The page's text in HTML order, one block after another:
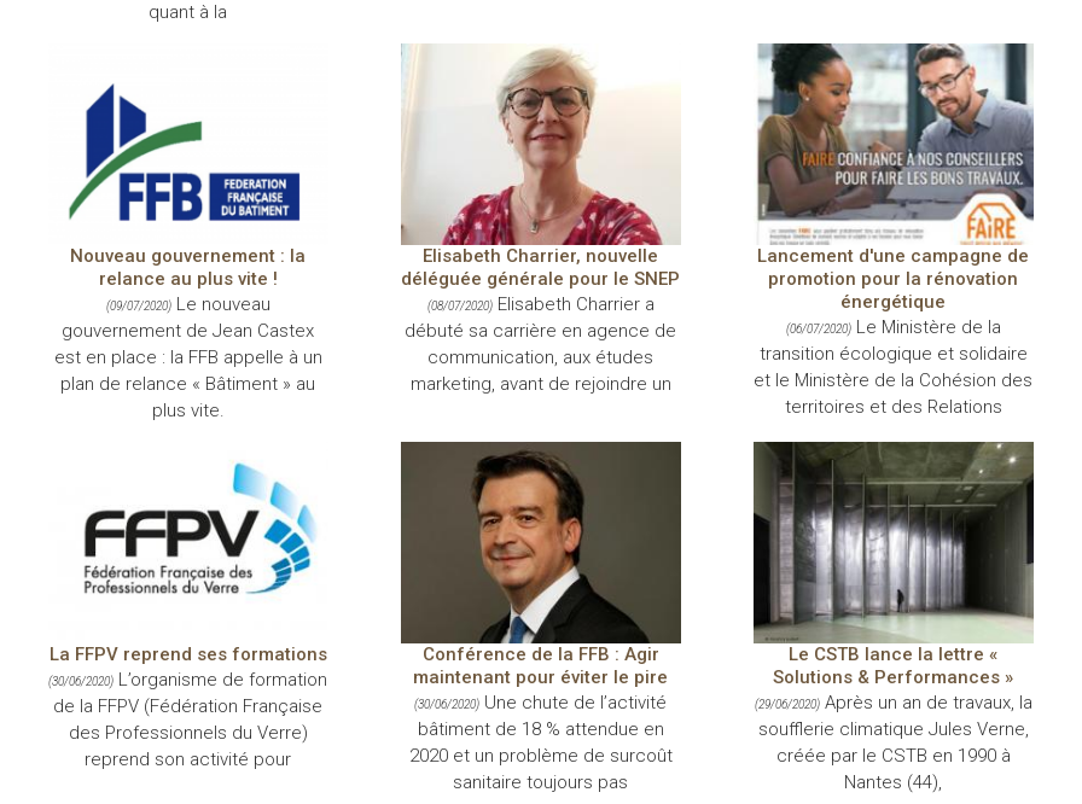
quant à la
Nouveau gouvernement : la
relance au plus vite !
(09/07/2020)Le nouveau
gouvernement de Jean Castex
est en place : la FFB appelle à un
plan de relance « Bâtiment » au
plus vite.
Elisabeth Charrier, nouvelle
déléguée générale pour le SNEP
(08/07/2020)Elisabeth Charrier a
débuté sa carrière en agence de
communication, aux études
marketing, avant de rejoindre un
Lancement d'une campagne de
promotion pour la rénovation
énergétique
(06/07/2020)Le Ministère de la
transition écologique et solidaire
et le Ministère de la Cohésion des
territoires et des Relations
La FFPV reprend ses formations
(30/06/2020) L’organisme de formation
de la FFPV (Fédération Française
des Professionnels du Verre)
reprend son activité pour
Conférence de la FFB : Agir
maintenant pour éviter le pire
(30/06/2020) Une chute de l’activité
bâtiment de 18 % attendue en
2020 et un problème de surcoût
sanitaire toujours pas
Le CSTB lance la lettre «
Solutions & Performances »
(29/06/2020)Après un an de travaux, la
soufflerie climatique Jules Verne,
créée par le CSTB en 1990 à
Nantes (44),